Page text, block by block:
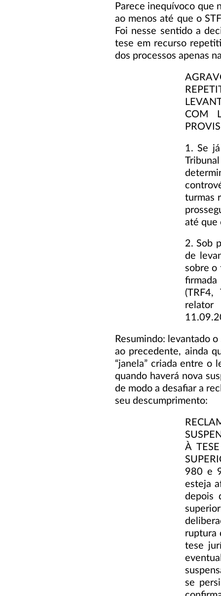
Parece inequívoco que
ao menos até que o
Foi nesse sentido a
tese em recurso
dos processos apenas
COM
1. Se
turmas
até que
2. Sob
de
sobre o
relator
Resumindo: levantado
ao precedente, ainda
“janela” criada entre o
quando haverá nova
de modo a desafiar a
seu descumprimento:
À
980 e
esteja
depois
ruptura
tese
se